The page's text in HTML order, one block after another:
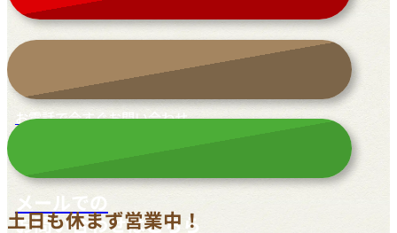
お電話で今すぐお問い合わせ
メールでの
お問い合わせはこちら
土日も休まず営業中！